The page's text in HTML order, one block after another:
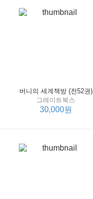
버니의 세계책방 (전52권)
그레이트북스
30,000원